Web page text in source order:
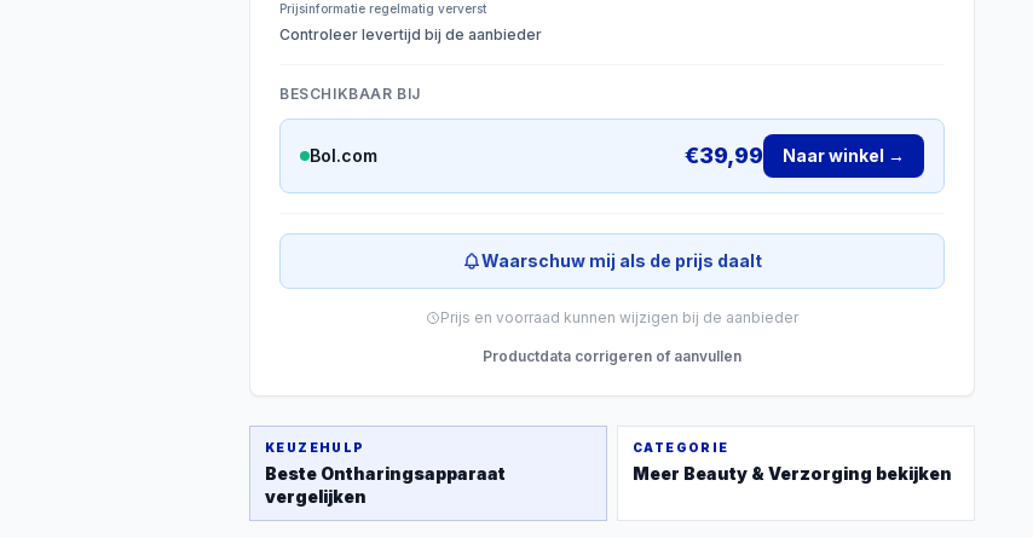
Prijsinformatie regelmatig ververst
Controleer levertijd bij de aanbieder
BESCHIKBAAR BIJ
Bol.com €39,99 Naar winkel →
Waarschuw mij als de prijs daalt
Prijs en voorraad kunnen wijzigen bij de aanbieder
Productdata corrigeren of aanvullen
KEUZEHULP
Beste Ontharingsapparaat
vergelijken
CATEGORIE
Meer Beauty & Verzorging bekijken